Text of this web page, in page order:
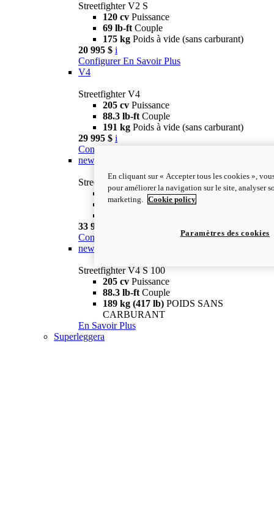
Streetfighter V2 S
120 cv Puissance
69 lb-ft Couple
175 kg Poids à vide (sans carburant)
20 995 $ i
Configurer En Savoir Plus
V4
Streetfighter V4
205 cv Puissance
88.3 lb-ft Couple
191 kg Poids à vide (sans carburant)
29 995 $ i
Configurer
new
Streetfighter V4 S
205 cvPuissance
88.3 lb-ftCouple
33 995 $
Configurer
En Savoir Plus
new
Streetfighter V4 S 100
205 cv Puissance
88.3 lb-ft Couple
189 kg (417 lb) POIDS SANS
CARBURANT
En Savoir Plus
Superleggera
En cliquant sur « Accepter tous les cookies »,
pour améliorer la navigation sur le site, analyser
marketing.
Cookie policy
Paramètres des cookies